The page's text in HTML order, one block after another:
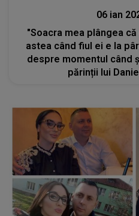
06 ian
"Soacra mea plângea
astea când fiul ei e la
despre momentul când
părinții lui